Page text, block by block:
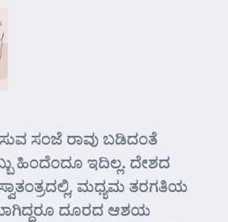
ಸಂಜೆ ರಾವು ಬಡಿದಂತೆ
ಹಿಂದೆಂದೂ ಇದಿಲ್ಲ. ದೇಶದ
ಮಧ್ಯಮ ತರಗತಿಯ
ದೂರದ ಆಶಯ